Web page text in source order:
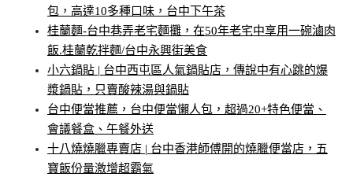
包，高達10多種口味，台中下午茶
桂蘭麵-台中巷弄老宅麵攤，在50年老宅中享用一碗滷肉
飯.桂蘭乾拌麵/台中永興街美食
小六鍋貼 | 台中西屯區人氣鍋貼店，傳說中有心跳的爆
漿鍋貼，只賣酸辣湯與鍋貼
台中便當推薦，台中便當懶人包，超過20+特色便當、
會議餐盒、午餐外送
十八燒燒臘專賣店 | 台中香港師傅開的燒臘便當店，五
寶飯份量激增超霸氣